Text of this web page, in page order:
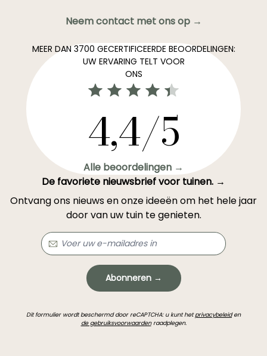
Neem contact met ons op →
MEER DAN 3700 GECERTIFICEERDE BEOORDELINGEN:
UW ERVARING TELT VOOR
ONS
4,4/5
Alle beoordelingen →
De favoriete nieuwsbrief voor tuinen. →
Ontvang ons nieuws en onze ideeën om het hele jaar
door van uw tuin te genieten.
Abonneren →
Dit formulier wordt beschermd door reCAPTCHA: u kunt hetprivacybeleiden
de gebruiksvoorwaardenraadplegen.